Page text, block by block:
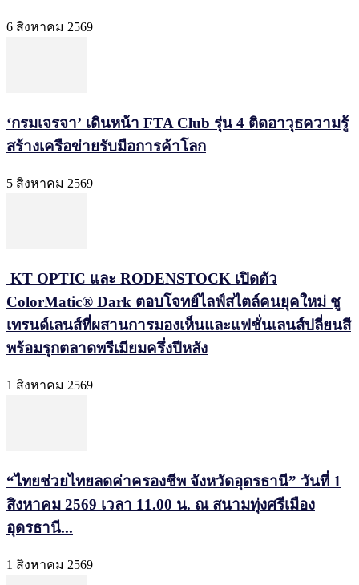
6 สิงหาคม 2569
‘กรมเจรจา’ เดินหน้า FTA Club รุ่น 4 ติดอาวุธความรู้
สร้างเครือข่ายรับมือการค้าโลก
5 สิงหาคม 2569
KT OPTIC และ RODENSTOCK เปิดตัว
ColorMatic® Dark ตอบโจทย์ไลฟ์สไตล์คนยุคใหม่ ชู
เทรนด์เลนส์ที่ผสานการมองเห็นและแฟชั่นเลนส์ปลี่ยนสี
พร้อมรุกตลาดพรีเมียมครึ่งปีหลัง
1 สิงหาคม 2569
“ไทยช่วยไทยลดค่าครองชีพ จังหวัดอุดรธานี” วันที่ 1
สิงหาคม 2569 เวลา 11.00 น. ณ สนามทุ่งศรีเมือง
อุดรธานี...
1 สิงหาคม 2569